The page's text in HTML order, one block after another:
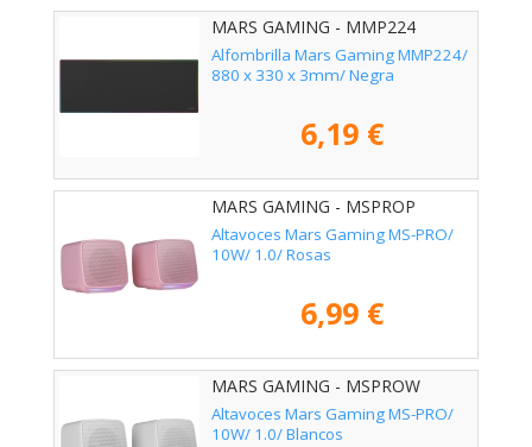
MARS GAMING - MMP224
Alfombrilla Mars Gaming MMP224/
880 x 330 x 3mm/ Negra
6,19 €
MARS GAMING - MSPROP
Altavoces Mars Gaming MS-PRO/
10W/ 1.0/ Rosas
6,99 €
MARS GAMING - MSPROW
Altavoces Mars Gaming MS-PRO/
10W/ 1.0/ Blancos